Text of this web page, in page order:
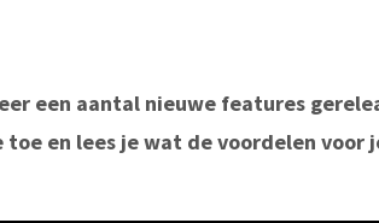
een aantal nieuwe features
en lees je wat de voordelen voor